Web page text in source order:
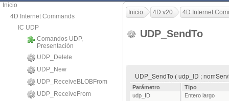
Inicio
4D Internet Commands
IC UDP
Comandos UDP,
Presentación
UDP_Delete
UDP_New
UDP_ReceiveBLOBFrom
UDP_ReceiveFrom
Inicio 4D v20 4D Internet
UDP_SendTo
UDP_SendTo ( udp_ID ;
Parámetro
Tipo
udp_ID
Entero largo